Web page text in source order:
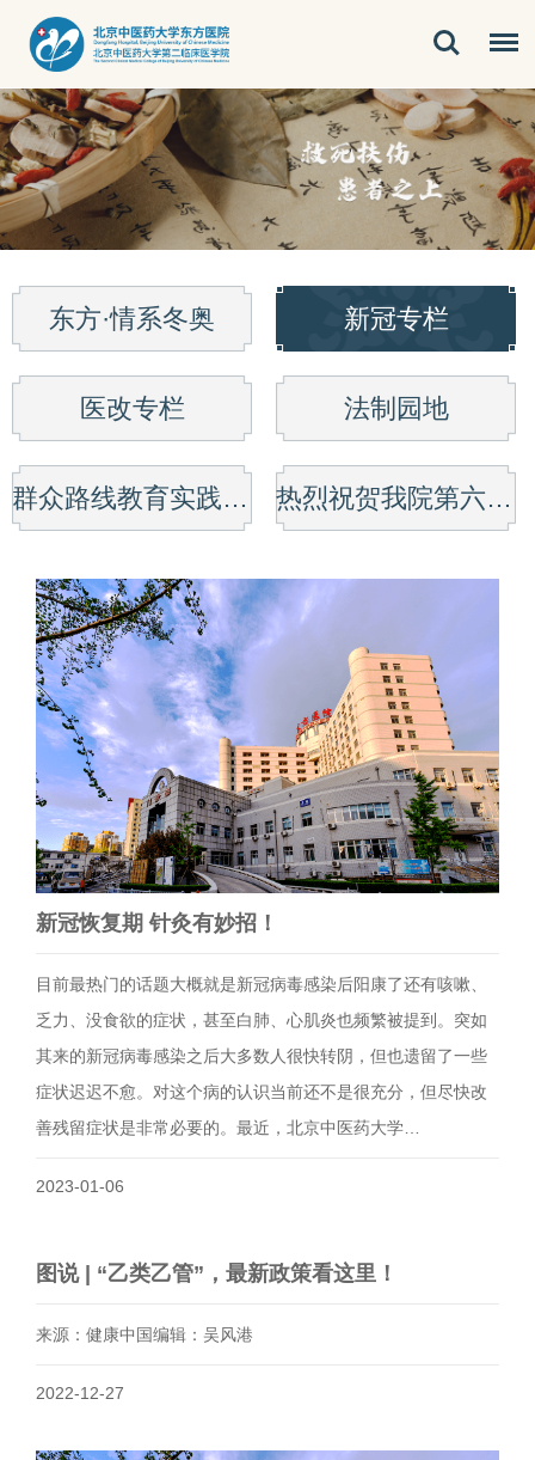
东方·情系冬奥 新冠专栏
医改专栏 法制园地
群众路线教育实践活动 热烈祝贺我院第六次党代会胜利召开
新冠恢复期 针灸有妙招！
目前最热门的话题大概就是新冠病毒感染后阳康了还有咳嗽、
乏力、没食欲的症状，甚至白肺、心肌炎也频繁被提到。突如
其来的新冠病毒感染之后大多数人很快转阴，但也遗留了一些
症状迟迟不愈。对这个病的认识当前还不是很充分，但尽快改
善残留症状是非常必要的。最近，北京中医药大学…
2023-01-06
图说 | “乙类乙管”，最新政策看这里！
来源：健康中国编辑：吴风港
2022-12-27